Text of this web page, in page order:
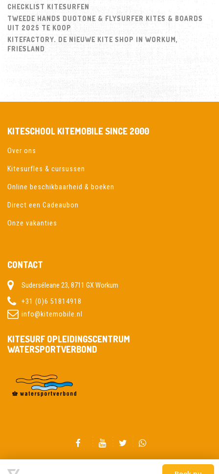
CHECKLIST KITESURFEN
TWEEDE HANDS DUOTONE & FLYSURFER KITES & BOARDS
UIT 2025 TE KOOP
KITEFACTORY. DE NIEUWE KITE SHOP IN WORKUM,
FRIESLAND
KITESCHOOL KITEMOBILE SINCE 2000
Over ons
Kitesurfles & cursussen
Online beschikbaarheid & boeken
Direct een Cadeaubon
Onze vakanties
CONTACT
Suderséleane 23, 8711 GX Workum
+31 (0)6 51814918
info@kitemobile.nl
KITESURF OPLEIDINGSCENTRUM
WATERSPORTVERBOND